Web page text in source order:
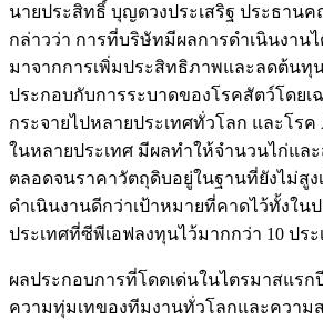
นายประสิทธิ์ บุญดวงประเสริฐ ประธาน
กล่าวว่า การที่บริษัทมีผลการดำเนินงาน
มาจากการเพิ่มประสิทธิภาพและลดต้นทุ
ประกอบกับการระบาดของโรคสัตว์โดยเ
กระจายไปหลายประเทศทั่วโลก และโร
ในหลายประเทศ มีผลทำให้จำนวนไก่แล
ตลอดจนราคาวัตถุดิบอยู่ในฐานที่ยังไม่สูง
ดำเนินงานดีกว่าเป้าหมายที่คาดไว้ทั้งใน
ประเทศที่ซีพีเอฟลงทุนไว้มากกว่า 10 ประ
ผลประกอบการที่โดดเด่นในไตรมาสแรก
ความทุ่มเทของทีมงานทั่วโลกและความ